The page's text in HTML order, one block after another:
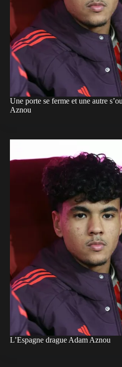
Une porte se ferme et une autre
Aznou
L’Espagne drague Adam Aznou